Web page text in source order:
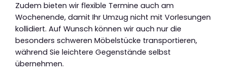
Zudem bieten wir flexible Termine auch am
Wochenende, damit Ihr Umzug nicht mit Vorlesungen
kollidiert. Auf Wunsch können wir auch nur die
besonders schweren Möbelstücke transportieren,
während Sie leichtere Gegenstände selbst
übernehmen.